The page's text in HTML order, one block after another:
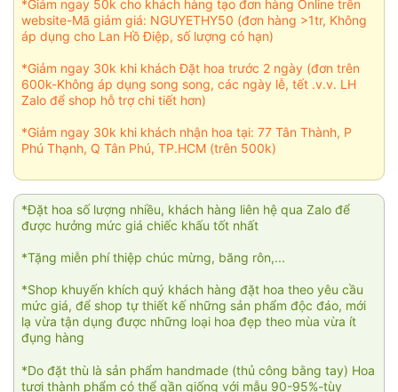
*Giảm ngay 50k cho khách hàng tạo đơn hàng Online trên
website-Mã giảm giá: NGUYETHY50 (đơn hàng >1tr, Không
áp dụng cho Lan Hồ Điệp, số lượng có hạn)
*Giảm ngay 30k khi khách Đặt hoa trước 2 ngày (đơn trên
600k-Không áp dụng song song, các ngày lễ, tết .v.v. LH
Zalo để shop hỗ trợ chi tiết hơn)
*Giảm ngay 30k khi khách nhận hoa tại: 77 Tân Thành, P
Phú Thạnh, Q Tân Phú, TP.HCM (trên 500k)
*Đặt hoa số lượng nhiều, khách hàng liên hệ qua Zalo để
được hưởng mức giá chiếc khấu tốt nhất
*Tặng miễn phí thiệp chúc mừng, băng rôn,...
*Shop khuyến khích quý khách hàng đặt hoa theo yêu cầu
mức giá, để shop tự thiết kế những sản phẩm độc đáo, mới
lạ vừa tận dụng được những loại hoa đẹp theo mùa vừa ít
đụng hàng
*Do đặt thù là sản phẩm handmade (thủ công bằng tay) Hoa
tươi thành phẩm có thể gần giống với mẫu 90-95%-tùy